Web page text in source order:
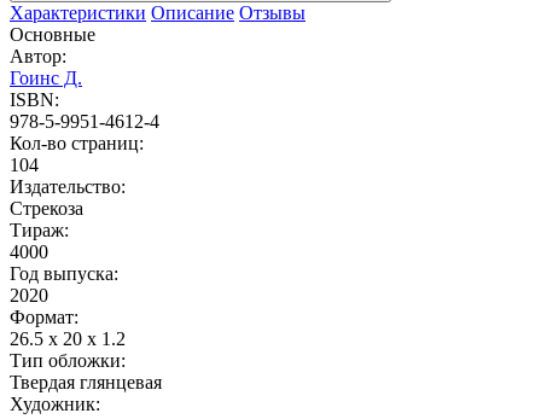
Характеристики Описание Отзывы
Основные
Автор:
Гоинс Д.
ISBN:
978-5-9951-4612-4
Кол-во страниц:
104
Издательство:
Стрекоза
Тираж:
4000
Год выпуска:
2020
Формат:
26.5 x 20 x 1.2
Тип обложки:
Твердая глянцевая
Художник: